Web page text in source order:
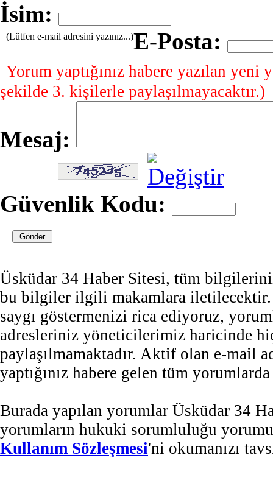
İsim:
E-Posta:
(Lütfen e-mail adresini yazınız...)
Yorum yaptığınız habere yazılan
şekilde 3. kişilerle paylaşılmayacaktır.)
Mesaj:
Güvenlik Kodu:
Üsküdar 34 Haber Sitesi, tüm
bu bilgiler ilgili makamlara iletilecektir.
saygı göstermenizi rica ediyoruz,
adresleriniz yöneticilerimiz haricinde
paylaşılmamaktadır. Aktif olan e-mail
yaptığınız habere gelen tüm
Burada yapılan yorumlar Üsküdar 34
yorumların hukuki sorumluluğu
Kullanım Sözleşmesi'ni okumanızı